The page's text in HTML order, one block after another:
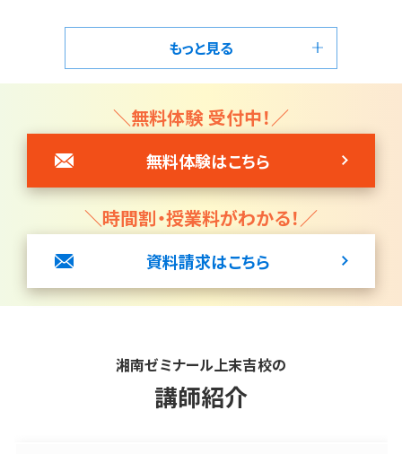
もっと見る
＼無料体験 受付中！／
無料体験はこちら
＼時間割・授業料がわかる！／
資料請求はこちら
湘南ゼミナール上末吉校の
講師紹介